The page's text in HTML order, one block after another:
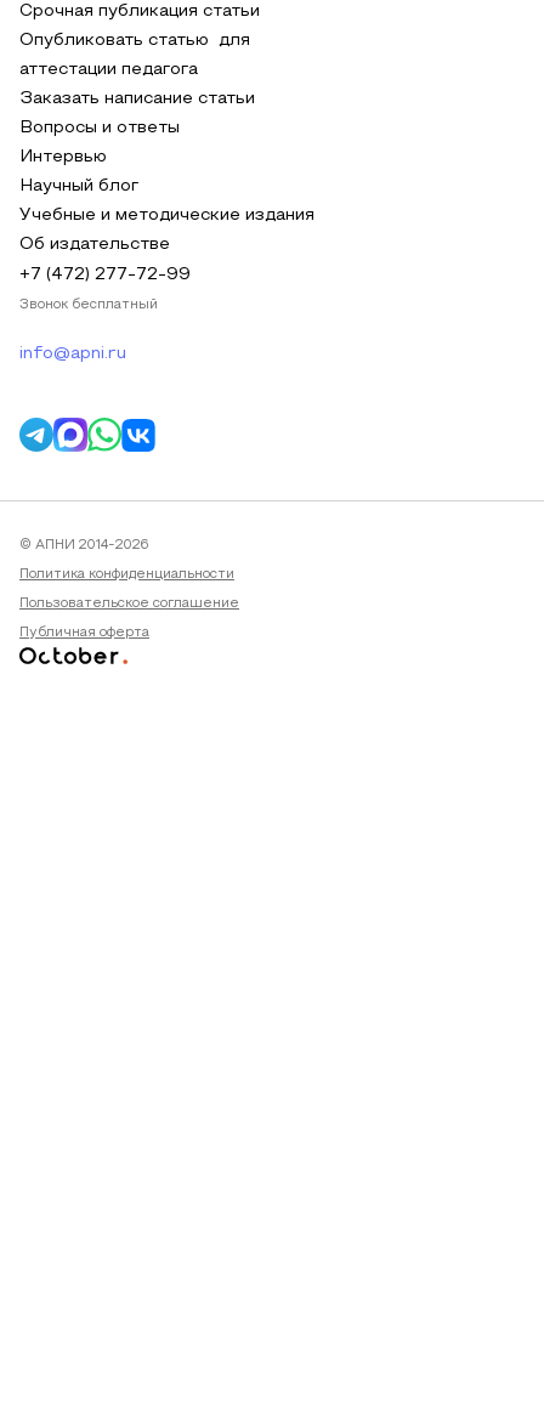
Срочная публикация статьи
Опубликовать статью для
аттестации педагога
Заказать написание статьи
Вопросы и ответы
Интервью
Научный блог
Учебные и методические издания
Об издательстве
+7 (472) 277-72-99
Звонок бесплатный
info@apni.ru
© АПНИ 2014-2026
Политика конфиденциальности
Пользовательское соглашение
Публичная оферта